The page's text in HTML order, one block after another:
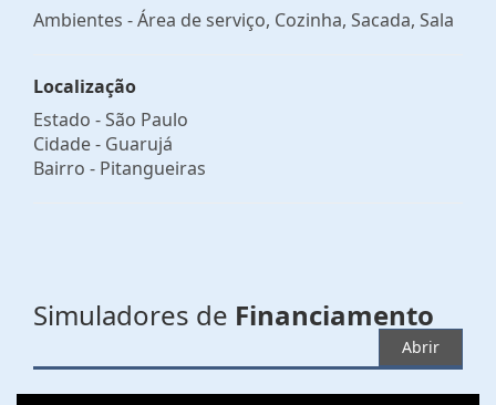
Ambientes - Área de serviço, Cozinha, Sacada, Sala
Localização
Estado -São Paulo
Cidade - Guarujá
Bairro - Pitangueiras
Simuladores de Financiamento
Abrir